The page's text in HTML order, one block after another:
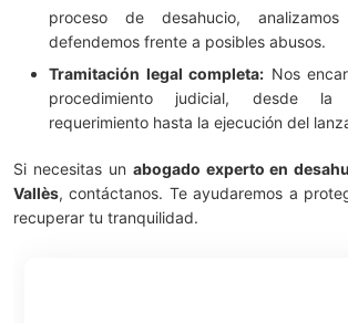
proceso de desahucio,
defendemos frente a posibles abusos.
Tramitación legal completa: Nos
procedimiento judicial, desde la
requerimiento hasta la ejecución del
Si necesitas un abogado experto en
Vallès, contáctanos. Te ayudaremos a
recuperar tu tranquilidad.